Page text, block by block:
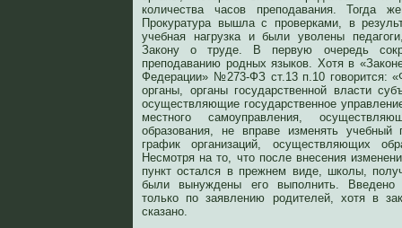
количества часов преподавания. Тогда
Прокуратура вышла с проверками, в
учебная нагрузка и были уволены
Закону о труде. В первую очередь
преподаванию родных языков. Хотя в
Федерации» №273-ФЗ ст.13 п.10 говорится:
органы, органы государственной власти
осуществляющие государственное
местного самоуправления,
образования, не вправе изменять
график организаций, осуществляющих
Несмотря на то, что после внесения
пункт остался в прежнем виде, школы,
были вынуждены его выполнить. Введено
только по заявлению родителей, хотя в
сказано.